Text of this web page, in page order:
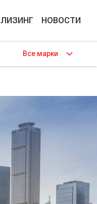
ЛИЗИНГ НОВОСТИ
Все марки